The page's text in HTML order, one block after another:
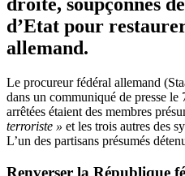
droite, soupçonnés
d’Etat pour
allemand.
Le procureur fédéral allemand
dans un communiqué de presse le
arrêtées étaient des membres
terroriste » et les trois autres des
L’un des partisans présumés
Renverser la République